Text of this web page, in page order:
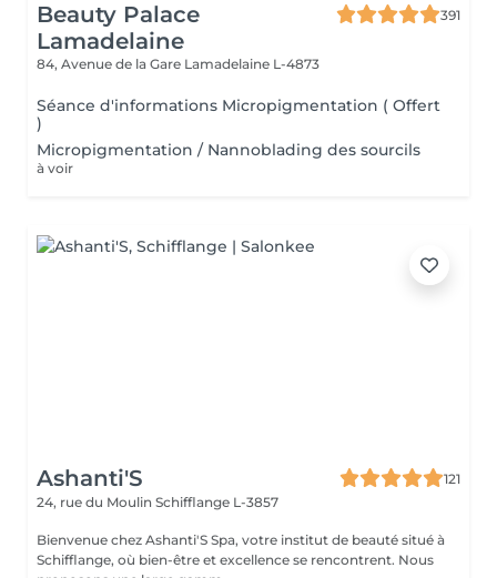
Beauty Palace
Lamadelaine
391
84, Avenue de la Gare Lamadelaine L-4873
Séance d'informations Micropigmentation ( Offert
)
Micropigmentation / Nannoblading des sourcils
à voir
Ashanti'S
121
24, rue du Moulin Schifflange L-3857
Bienvenue chez Ashanti'S Spa, votre institut de beauté situé à
Schifflange, où bien-être et excellence se rencontrent. Nous